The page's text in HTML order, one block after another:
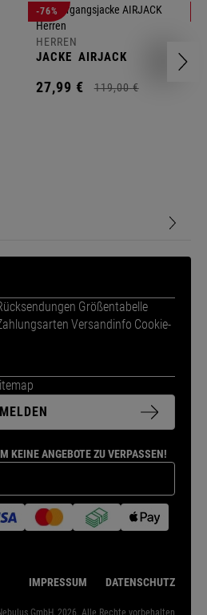
-76%
HERREN
JACKE AIRJACK
27,99 € 119,00 €
Größentabelle
Versandinfo Cookie-
KEINE ANGEBOTE ZU VERPASSEN!
IMPRESSUM DATENSCHUTZ
GmbH, 2026. Alle Rechte vorbehalten